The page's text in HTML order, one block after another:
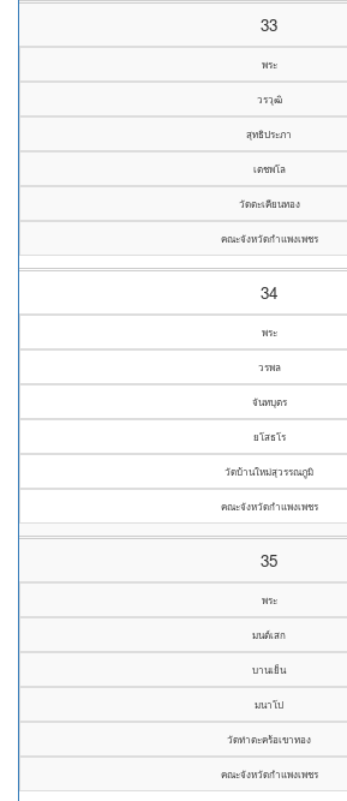
33
พระ
วรวุฒิ
สุทธิประภา
เตชพโล
วัดตะเคียนทอง
คณะจังหวัดกำแพงเพชร
34
พระ
วรพล
จันทบุตร
ยโสธโร
วัดบ้านใหม่สุวรรณภูมิ
คณะจังหวัดกำแพงเพชร
35
พระ
มนต์เสก
บานเย็น
มนาโป
วัดท่าตะคร้อเขาทอง
คณะจังหวัดกำแพงเพชร